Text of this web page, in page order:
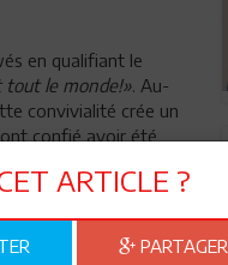
en qualifiant le
tout le monde!». Au-
convivialité crée un
confié avoir été
de travail en une
ARTICLE ?
PARTAGER